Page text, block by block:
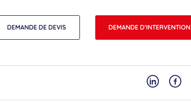
DEMANDE DE DEVIS DEMANDE D'INTERVENTION